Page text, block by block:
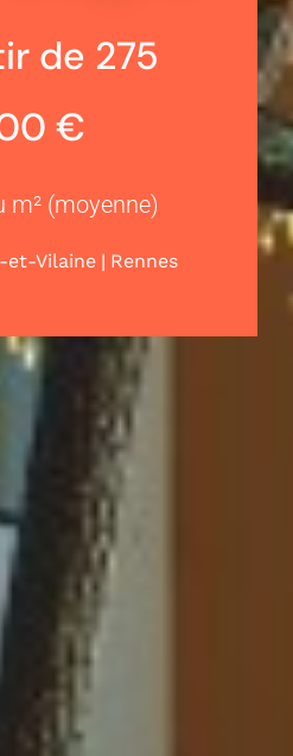
de 275
€
m² (moyenne)
et-Vilaine| Rennes